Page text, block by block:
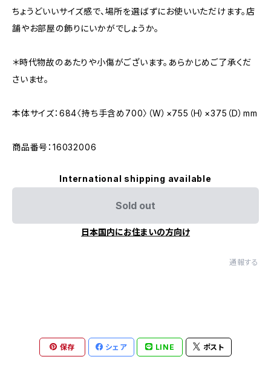
ちょうどいいサイズ感で、場所を選ばずにお使いいただけます。店
舗やお部屋の飾りにいかがでしょうか。
＊時代物故のあたりや小傷がございます。あらかじめご了承くだ
さいませ。
本体サイズ：684〈持ち手含め700〉（W）×755（H）×375（D）mm
商品番号：16032006
International shipping available
Sold out
日本国内にお住まいの方向け
通報する
保存 シェア LINE ポスト